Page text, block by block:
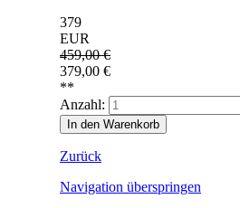
379
EUR
459,00€
379,00 €
**
Anzahl:
Zurück
Navigation überspringen